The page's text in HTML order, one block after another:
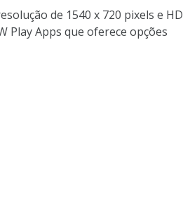
de 1540 x 720 pixels e HD
Play Apps que oferece opções